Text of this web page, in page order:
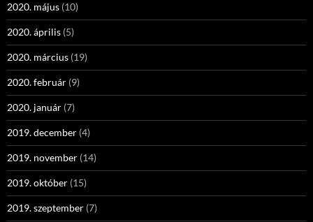
2020. május (10)
2020. április (5)
2020. március (19)
2020. február (9)
2020. január (7)
2019. december (4)
2019. november (14)
2019. október (15)
2019. szeptember (7)